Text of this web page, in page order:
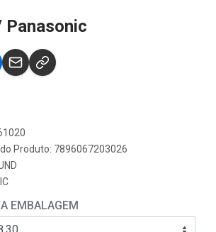
Panasonic
Produto: 7896067203026
EMBALAGEM